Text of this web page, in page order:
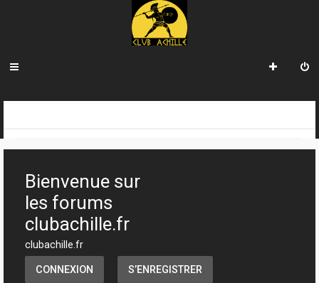
Bienvenue sur
les forums
clubachille.fr
clubachille.fr
CONNEXION S’ENREGISTRER